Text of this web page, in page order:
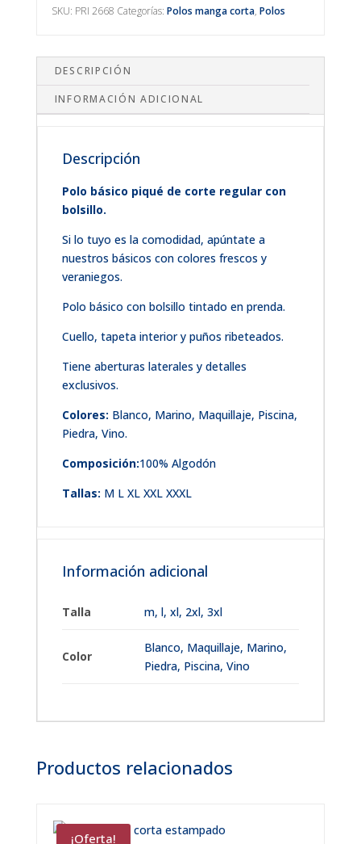
SKU: PRI 2668 Categorías: Polos manga corta, Polos
DESCRIPCIÓN
INFORMACIÓN ADICIONAL
Descripción
Polo básico piqué de corte regular con
bolsillo.
Si lo tuyo es la comodidad, apúntate a
nuestros básicos con colores frescos y
veraniegos.
Polo básico con bolsillo tintado en prenda.
Cuello, tapeta interior y puños ribeteados.
Tiene aberturas laterales y detalles
exclusivos.
Colores: Blanco, Marino, Maquillaje, Piscina,
Piedra, Vino.
Composición:100% Algodón
Tallas: M L XL XXL XXXL
Información adicional
Talla m, l, xl, 2xl, 3xl
Color
Blanco, Maquillaje, Marino,
Piedra, Piscina, Vino
Productos relacionados
¡Oferta!